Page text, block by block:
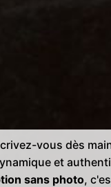
vous dès
et
sans photo,